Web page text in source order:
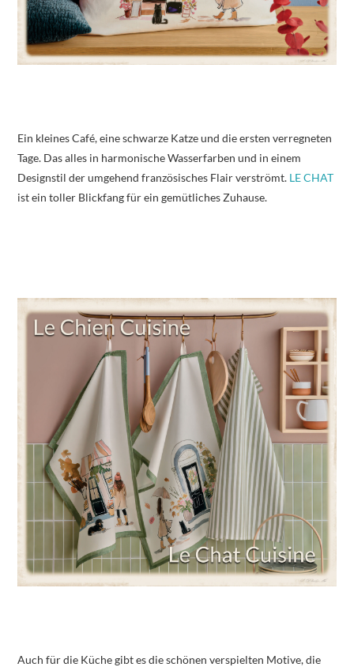
Ein kleines Café, eine schwarze Katze und die ersten verregneten
Tage. Das alles in harmonische Wasserfarben und in einem
Designstil der umgehend französisches Flair verströmt. LE CHAT
ist ein toller Blickfang für ein gemütliches Zuhause.
Auch für die Küche gibt es die schönen verspielten Motive, die